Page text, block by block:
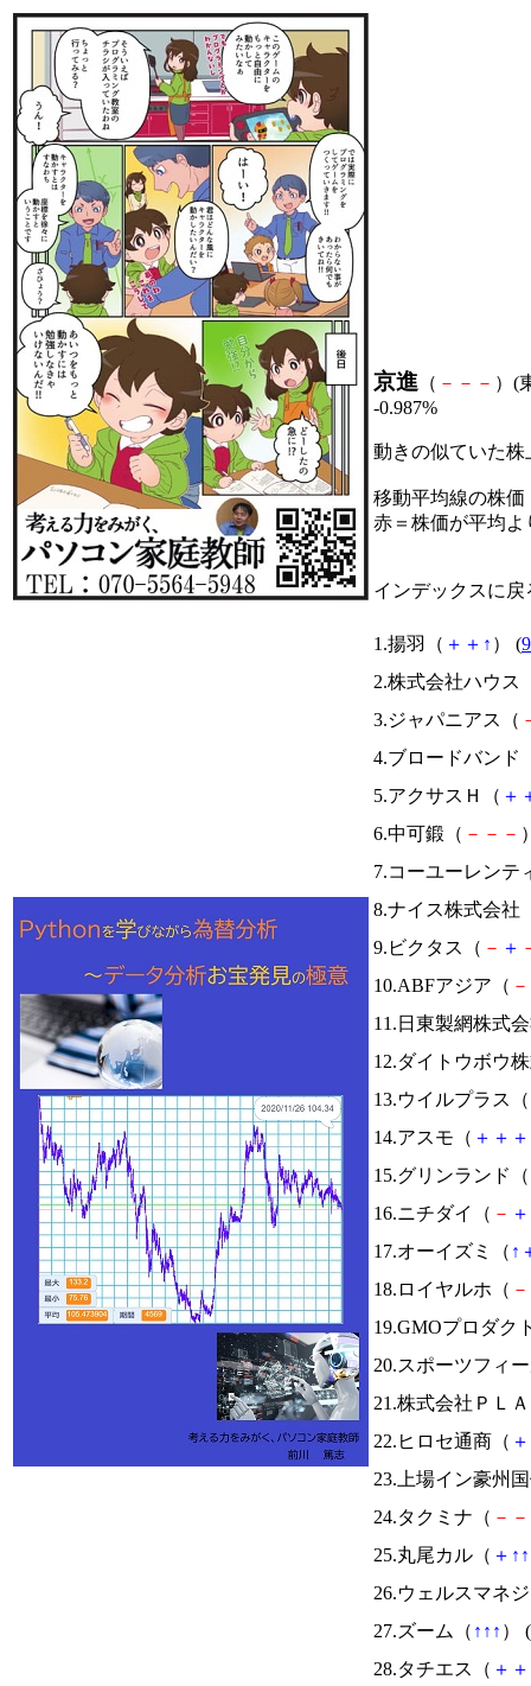
京進 （ － － － ）(
-0.987%
動きの似ていた
移動平均線の株価
赤＝株価が平均
インデックスに戻
1.揚羽（ ＋ ＋ ↑ ） (
2.株式会社ハウス
3.ジャパニアス（
4.ブロードバンド
5.アクサスＨ（ ＋
6.中可鍛（ － － －
7.コーユーレンテ
8.ナイス株式会社
9.ビクタス（ － ＋
10.ABFアジア（ －
11.日東製網株式
12.ダイトウボウ
13.ウイルプラス（
14.アスモ（ ＋ ＋ ＋
15.グリンランド（
16.ニチダイ（ － ＋
17.オーイズミ（ ↑
18.ロイヤルホ（ －
19.GMOプロダク
20.スポーツフィ
21.株式会社ＰＬ
22.ヒロセ通商（ ＋
23.上場イン豪州
24.タクミナ（ － －
25.丸尾カル（ ＋ ↑ ↑
26.ウェルスマネ
27.ズーム（ ↑ ↑ ↑ ） (
28.タチエス（ ＋ ＋